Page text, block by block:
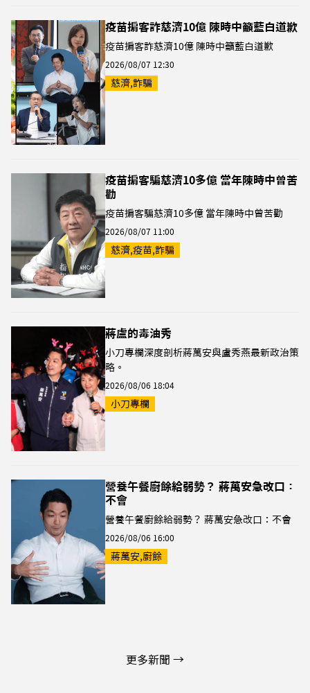
疫苗掮客詐慈濟10億 陳時中籲藍白道歉
疫苗掮客詐慈濟10億 陳時中籲藍白道歉
2026/08/07 12:30
慈濟,詐騙
疫苗掮客騙慈濟10多億 當年陳時中曾苦
勸
疫苗掮客騙慈濟10多億 當年陳時中曾苦勸
2026/08/07 11:00
慈濟,疫苗,詐騙
蔣盧的毒油秀
小刀專欄深度剖析蔣萬安與盧秀燕最新政治策
略。
2026/08/06 18:04
小刀專欄
營養午餐廚餘給弱勢？ 蔣萬安急改口：
不會
營養午餐廚餘給弱勢？ 蔣萬安急改口：不會
2026/08/06 16:00
蔣萬安,廚餘
更多新聞 →